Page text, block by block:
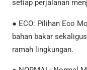
setiap perjalanan
● ECO: Pilihan Eco
bahan bakar
ramah lingkungan.